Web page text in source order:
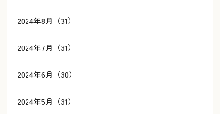
2024年8月（31）
2024年7月（31）
2024年6月（30）
2024年5月（31）